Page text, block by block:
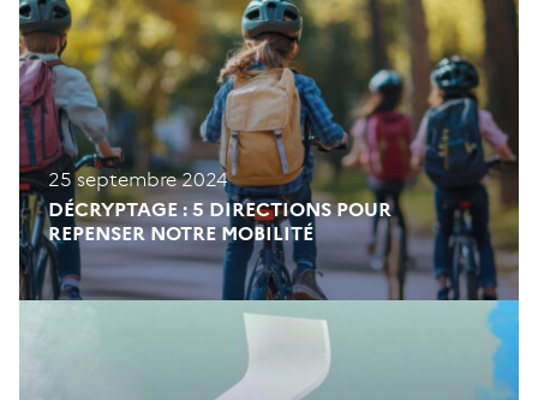
DÉCRYPTAGE : 5 DIRECTIONS POUR
REPENSER NOTRE MOBILITÉ
25 septembre 2024